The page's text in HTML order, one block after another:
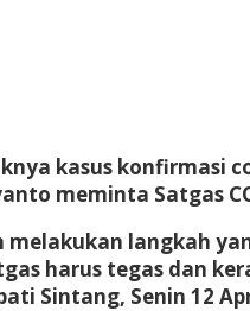
kasus konfirmasi
meminta Satgas
melakukan langkah
harus tegas dan
Sintang, Senin 12